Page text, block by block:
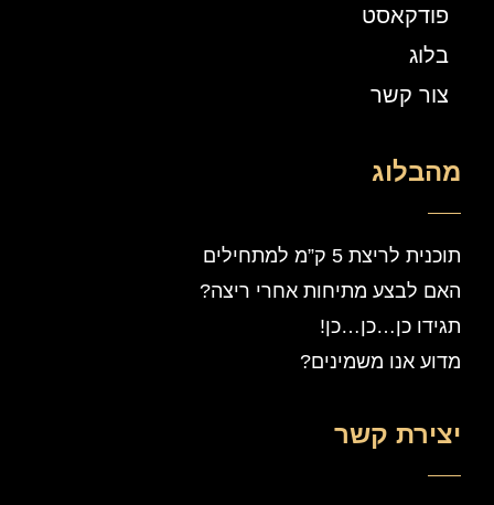
פודקאסט
בלוג
צור קשר
מהבלוג
תוכנית לריצת 5 ק”מ למתחילים
האם לבצע מתיחות אחרי ריצה?
תגידו כן…כן…כן!
מדוע אנו משמינים?
יצירת קשר